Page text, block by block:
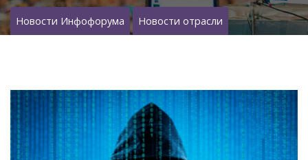
Новости Инфофорума Новости отрасли